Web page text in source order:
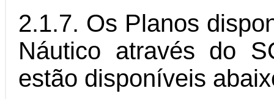
2.1.7. Os Planos
Náutico através do
estão disponíveis